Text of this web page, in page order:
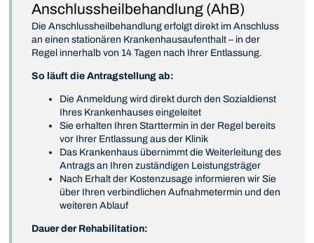
Anschlussheilbehandlung (AhB)
Die Anschlussheilbehandlung erfolgt direkt im Anschluss
an einen stationären Krankenhausaufenthalt – in der
Regel innerhalb von 14 Tagen nach Ihrer Entlassung.
So läuft die Antragstellung ab:
Die Anmeldung wird direkt durch den Sozialdienst
Ihres Krankenhauses eingeleitet
Sie erhalten Ihren Starttermin in der Regel bereits
vor Ihrer Entlassung aus der Klinik
Das Krankenhaus übernimmt die Weiterleitung des
Antrags an Ihren zuständigen Leistungsträger
Nach Erhalt der Kostenzusage informieren wir Sie
über Ihren verbindlichen Aufnahmetermin und den
weiteren Ablauf
Dauer der Rehabilitation: